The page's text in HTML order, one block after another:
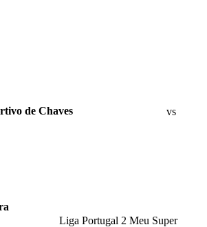
de Chaves vs
Liga Portugal 2 Meu Super